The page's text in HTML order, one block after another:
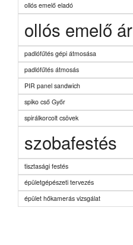
ollós emelő eladó
ollós emelő ár
padlófűtés gépi átmosása
padlófűtés átmosás
PIR panel sandwich
spiko cső Győr
spirálkorcolt csövek
szobafestés
tisztasági festés
épületgépészeti tervezés
épület hőkamerás vizsgálat